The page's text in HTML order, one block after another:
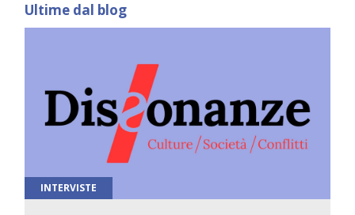
Ultime dal blog
INTERVISTE